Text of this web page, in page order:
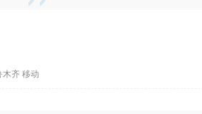
木齐 移动